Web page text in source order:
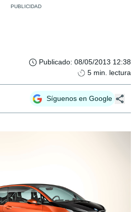
Publicado: 08/05/2013 12:38
5 min. lectura
Síguenos en Google